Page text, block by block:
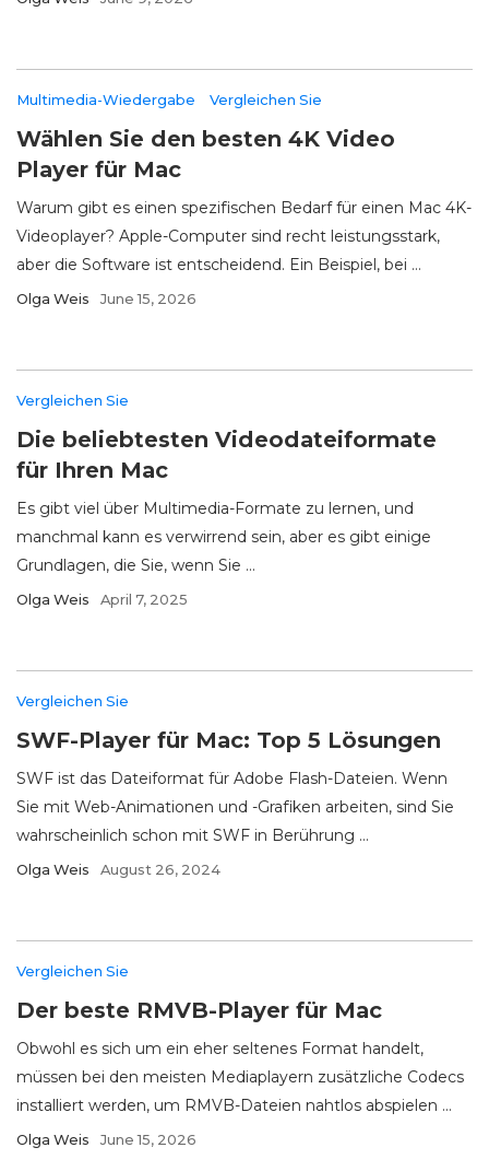
Multimedia-Wiedergabe Vergleichen Sie
Wählen Sie den besten 4K Video
Player für Mac
Warum gibt es einen spezifischen Bedarf für einen Mac 4K-
Videoplayer? Apple-Computer sind recht leistungsstark,
aber die Software ist entscheidend. Ein Beispiel, bei ...
Olga Weis June 15, 2026
Vergleichen Sie
Die beliebtesten Videodateiformate
für Ihren Mac
Es gibt viel über Multimedia-Formate zu lernen, und
manchmal kann es verwirrend sein, aber es gibt einige
Grundlagen, die Sie, wenn Sie ...
Olga Weis April 7, 2025
Vergleichen Sie
SWF-Player für Mac: Top 5 Lösungen
SWF ist das Dateiformat für Adobe Flash-Dateien. Wenn
Sie mit Web-Animationen und -Grafiken arbeiten, sind Sie
wahrscheinlich schon mit SWF in Berührung ...
Olga Weis August 26, 2024
Vergleichen Sie
Der beste RMVB-Player für Mac
Obwohl es sich um ein eher seltenes Format handelt,
müssen bei den meisten Mediaplayern zusätzliche Codecs
installiert werden, um RMVB-Dateien nahtlos abspielen ...
Olga Weis June 15, 2026